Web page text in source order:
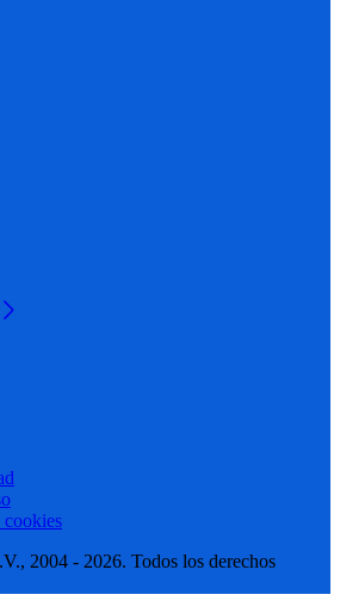
cookies
2004 - 2026. Todos los derechos